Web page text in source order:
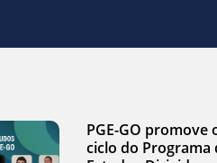
PGE-GO promove
ciclo do Programa